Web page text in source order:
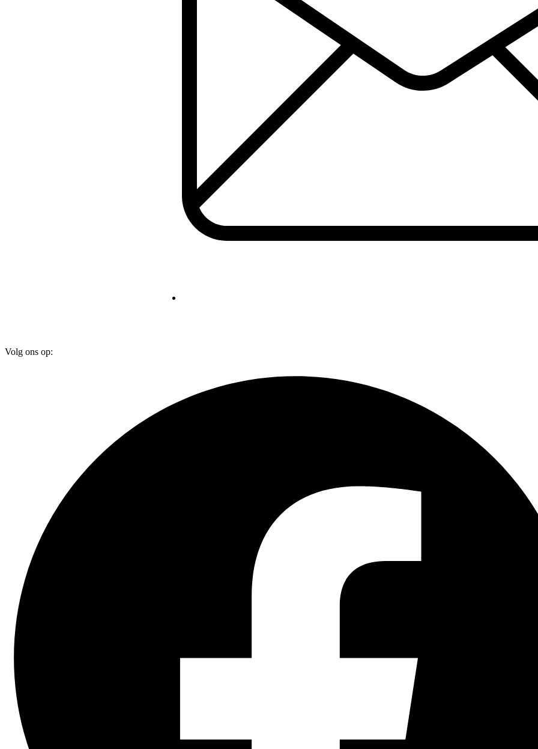
Volg ons op: